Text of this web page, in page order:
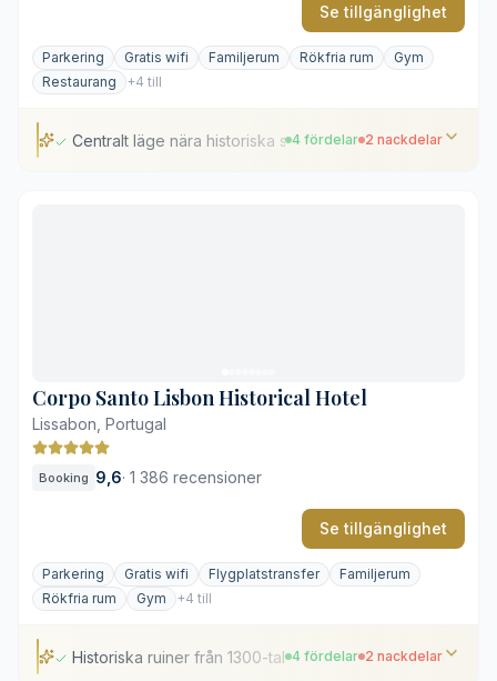
Se tillgänglighet
Parkering Gratis wifi Familjerum Rökfria rum
Gym
Restaurang
+4 till
Centralt läge nära historiska stadsdelar
4 fördelar 2 nackdelar
Corpo Santo Lisbon Historical Hotel
Lissabon, Portugal
Booking 9,6· 1 386 recensioner
Se tillgänglighet
Parkering Gratis wifi Flygplatstransfer
Familjerum
Rökfria rum
Gym +4 till
Historiska ruiner från 1300-talet i huset
4 fördelar 2 nackdelar